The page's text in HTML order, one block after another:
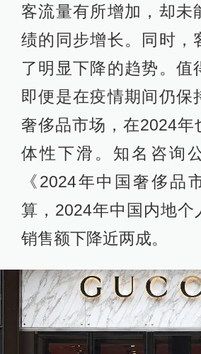
客流量有所增加，却未
绩的同步增长。同时，
了明显下降的趋势。值
即便是在疫情期间仍保
奢侈品市场，在2024年
体性下滑。知名咨询
《2024年中国奢侈品
算，2024年中国内地个
销售额下降近两成。